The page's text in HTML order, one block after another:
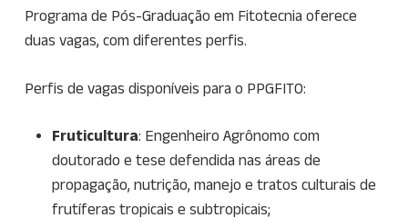
Programa de Pós-Graduação em Fitotecnia oferece
duas vagas, com diferentes perfis.
Perfis de vagas disponíveis para o PPGFITO:
Fruticultura: Engenheiro Agrônomo com
doutorado e tese defendida nas áreas de
propagação, nutrição, manejo e tratos culturais de
frutíferas tropicais e subtropicais;